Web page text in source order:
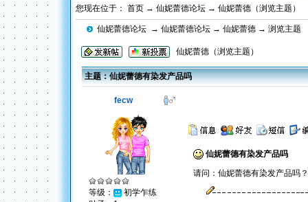
您现在位于： 首页 → 仙妮蕾德论坛 → 仙妮蕾德（浏览主题）
仙妮蕾德论坛 → 仙妮蕾德论坛 → 仙妮蕾德 → 浏览主题
仙妮蕾德（浏览主题）
主题：仙妮蕾德有染发产品吗
fecw
等级：
初学乍练
仙妮蕾德有染发产品吗
请问：仙妮蕾德有染发产品吗？